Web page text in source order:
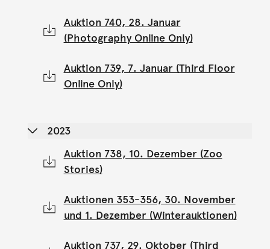
Auktion 740, 28. Januar
(Photography Online Only)
Auktion 739, 7. Januar (Third Floor
Online Only)
2023
Auktion 738, 10. Dezember (Zoo
Stories)
Auktionen 353-356, 30. November
und 1. Dezember (Winterauktionen)
Auktion 737, 29. Oktober (Third